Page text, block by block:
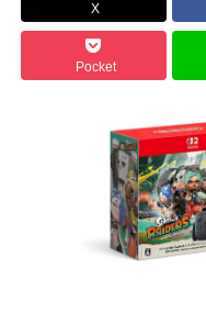
X
Pocket